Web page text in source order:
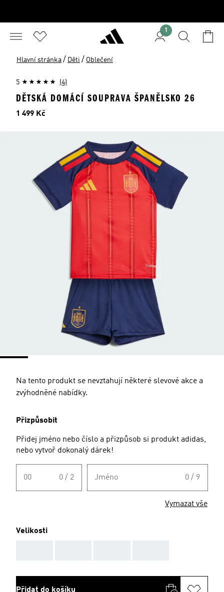
1
Hlavní stránka / Děti / Oblečení
5 (4)
DĚTSKÁ DOMÁCÍ SOUPRAVA ŠPANĚLSKO 26
Cena
1 499 Kč
Na tento produkt se nevztahují některé slevové akce a
zvýhodněné nabídky.
Přizpůsobit
Přidej jméno nebo číslo a přizpůsob si produkt adidas,
nebo vytvoř dokonalý dárek!
00 0 / 2 Jméno 0 / 9
Vymazat vše
Velikosti
Přidat do košíku